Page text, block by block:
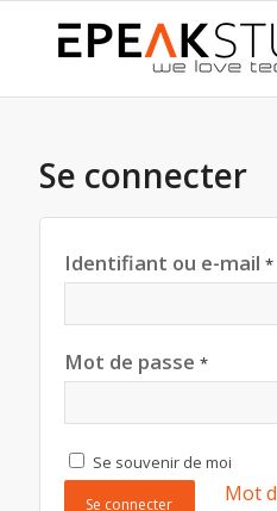
Se connecter
Identifiant ou e-mail *
Mot de passe *
Se souvenir de moi
Se connecter Mot